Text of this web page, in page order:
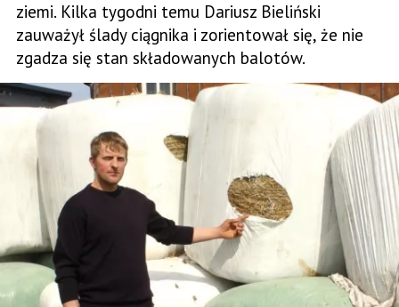
ziemi. Kilka tygodni temu Dariusz Bieliński
zauważył ślady ciągnika i zorientował się, że nie
zgadza się stan składowanych balotów.